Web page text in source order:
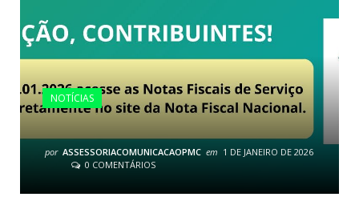
NOTÍCIAS
por ASSESSORIACOMUNICACAOPMC em 1 DE JANEIRO DE 2026
0 COMENTÁRIOS